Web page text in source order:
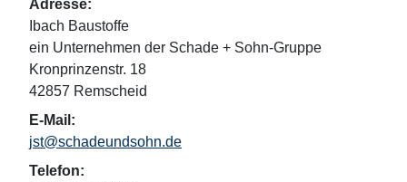
Adresse:
Ibach Baustoffe
ein Unternehmen der Schade + Sohn-Gruppe
Kronprinzenstr. 18
42857 Remscheid
E-Mail:
jst@schadeundsohn.de
Telefon: